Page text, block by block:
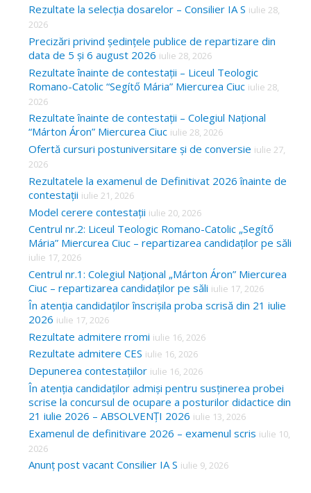
Rezultate la selecția dosarelor – Consilier IA S iulie 28,
2026
Precizări privind ședințele publice de repartizare din
data de 5 și 6 august 2026 iulie 28, 2026
Rezultate înainte de contestații – Liceul Teologic
Romano-Catolic “Segítő Mária” Miercurea Ciuc iulie 28,
2026
Rezultate înainte de contestații – Colegiul Național
“Márton Áron” Miercurea Ciuc iulie 28, 2026
Ofertă cursuri postuniversitare și de conversie iulie 27,
2026
Rezultatele la examenul de Definitivat 2026 înainte de
contestații iulie 21, 2026
Model cerere contestații iulie 20, 2026
Centrul nr.2: Liceul Teologic Romano-Catolic „Segítő
Mária” Miercurea Ciuc – repartizarea candidaților pe săli
iulie 17, 2026
Centrul nr.1: Colegiul Național „Márton Áron” Miercurea
Ciuc – repartizarea candidaților pe săli iulie 17, 2026
În atenția candidaților înscrișila proba scrisă din 21 iulie
2026 iulie 17, 2026
Rezultate admitere rromi iulie 16, 2026
Rezultate admitere CES iulie 16, 2026
Depunerea contestațiilor iulie 16, 2026
În atenția candidaților admiși pentru susținerea probei
scrise la concursul de ocupare a posturilor didactice din
21 iulie 2026 – ABSOLVENȚI 2026 iulie 13, 2026
Examenul de definitivare 2026 – examenul scris iulie 10,
2026
Anunț post vacant Consilier IA S iulie 9, 2026